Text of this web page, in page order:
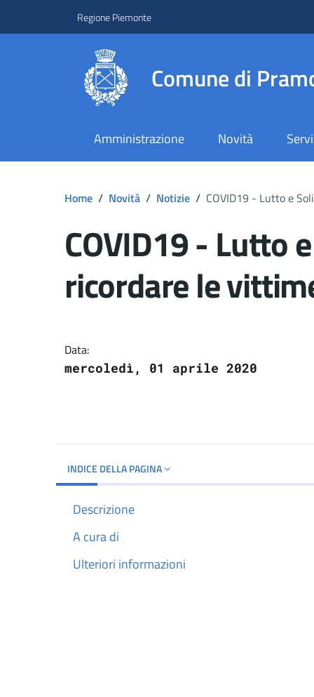
Regione Piemonte
Comune di
Amministrazione Novità
Home / Novità / Notizie / COVID19 - Lutto e
COVID19 - Lutto
ricordare le
Data:
mercoledì, 01 aprile 2020
INDICE DELLA PAGINA
Descrizione
A cura di
Ulteriori informazioni